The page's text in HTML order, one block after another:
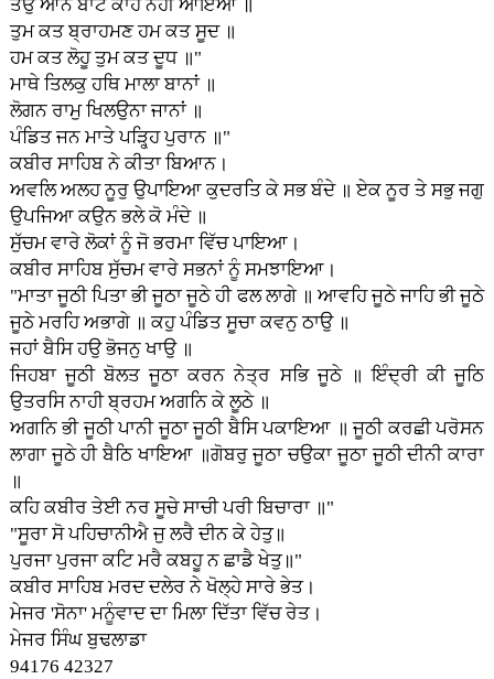
ਤਉ ਆਨ ਬਾਟ ਕਾਹੇ ਨਹੀ ਆਇਆ ॥
ਤੁਮ ਕਤ ਬ੍ਰਾਹਮਣ ਹਮ ਕਤ ਸੂਦ ॥
ਹਮ ਕਤ ਲੋਹੂ ਤੁਮ ਕਤ ਦੂਧ ॥"
ਮਾਥੇ ਤਿਲਕੁ ਹਥਿ ਮਾਲਾ ਬਾਨਾਂ ॥
ਲੋਗਨ ਰਾਮੁ ਖਿਲਉਨਾ ਜਾਨਾਂ ॥
ਪੰਡਿਤ ਜਨ ਮਾਤੇ ਪੜ੍ਹ੍ਹਿ ਪੁਰਾਨ ॥"
ਕਬੀਰ ਸਾਹਿਬ ਨੇ ਕੀਤਾ ਬਿਆਨ।
ਅਵਲਿ ਅਲਹ ਨੂਰੁ ਉਪਾਇਆ ਕੁਦਰਤਿ ਕੇ ਸਭ ਬੰਦੇ ॥ ਏਕ ਨੂਰ ਤੇ ਸਭੁ ਜਗੁ
ਉਪਜਿਆ ਕਉਨ ਭਲੇ ਕੋ ਮੰਦੇ ॥
ਸੁੱਚਮ ਵਾਰੇ ਲੋਕਾਂ ਨੂੰ ਜੋ ਭਰਮਾ ਵਿੱਚ ਪਾਇਆ।
ਕਬੀਰ ਸਾਹਿਬ ਸੁੱਚਮ ਵਾਰੇ ਸਭਨਾਂ ਨੂੰ ਸਮਝਾਇਆ।
"ਮਾਤਾ ਜੂਠੀ ਪਿਤਾ ਭੀ ਜੂਠਾ ਜੂਠੇ ਹੀ ਫਲ ਲਾਗੇ ॥ ਆਵਹਿ ਜੂਠੇ ਜਾਹਿ ਭੀ ਜੂਠੇ
ਜੂਠੇ ਮਰਹਿ ਅਭਾਗੇ ॥ ਕਹੁ ਪੰਡਿਤ ਸੂਚਾ ਕਵਨੁ ਠਾਉ ॥
ਜਹਾਂ ਬੈਸਿ ਹਉ ਭੋਜਨੁ ਖਾਉ ॥
ਜਿਹਬਾ ਜੂਠੀ ਬੋਲਤ ਜੂਠਾ ਕਰਨ ਨੇਤ੍ਰ ਸਭਿ ਜੂਠੇ ॥ ਇੰਦ੍ਰੀ ਕੀ ਜੂਠਿ
ਉਤਰਸਿ ਨਾਹੀ ਬ੍ਰਹਮ ਅਗਨਿ ਕੇ ਲੂਠੇ ॥
ਅਗਨਿ ਭੀ ਜੂਠੀ ਪਾਨੀ ਜੂਠਾ ਜੂਠੀ ਬੈਸਿ ਪਕਾਇਆ ॥ ਜੂਠੀ ਕਰਛੀ ਪਰੋਸਨ
ਲਾਗਾ ਜੂਠੇ ਹੀ ਬੈਠਿ ਖਾਇਆ ॥ਗੋਬਰੁ ਜੂਠਾ ਚਉਕਾ ਜੂਠਾ ਜੂਠੀ ਦੀਨੀ ਕਾਰਾ
॥
ਕਹਿ ਕਬੀਰ ਤੇਈ ਨਰ ਸੂਚੇ ਸਾਚੀ ਪਰੀ ਬਿਚਾਰਾ ॥"
"ਸੂਰਾ ਸੋ ਪਹਿਚਾਨੀਐ ਜੁ ਲਰੈ ਦੀਨ ਕੇ ਹੇਤੁ॥
ਪੁਰਜਾ ਪੁਰਜਾ ਕਟਿ ਮਰੈ ਕਬਹੂ ਨ ਛਾਡੈ ਖੇਤੁ॥"
ਕਬੀਰ ਸਾਹਿਬ ਮਰਦ ਦਲੇਰ ਨੇ ਖੋਲ੍ਹੇ ਸਾਰੇ ਭੇਤ।
ਮੇਜਰ 'ਸੋਨਾ' ਮਨੂੰਵਾਦ ਦਾ ਮਿਲਾ ਦਿੱਤਾ ਵਿੱਚ ਰੇਤ।
ਮੇਜਰ ਸਿੰਘ ਬੁਢਲਾਡਾ
94176 42327